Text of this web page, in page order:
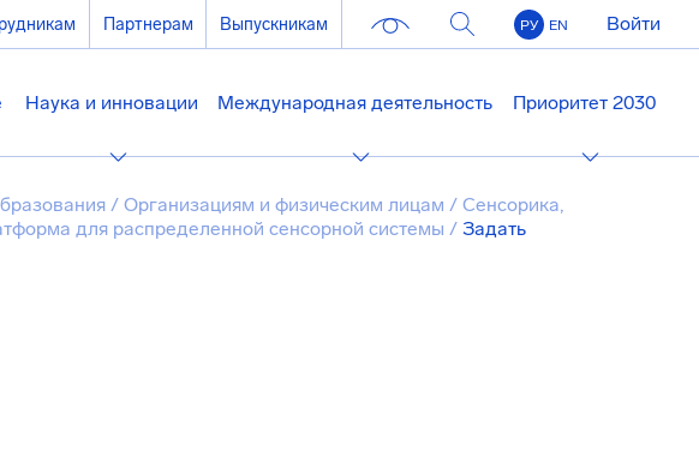
Партнерам Выпускникам РУ EN Войти
Наука и инновации Международная деятельность Приоритет 2030
/ Организациям и физическим лицам / Сенсорика,
для распределенной сенсорной системы / Задать